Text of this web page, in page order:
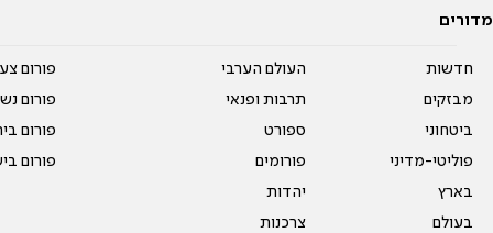
מדורים
חדשות
מבזקים
ביטחוני
פוליטי-מדיני
בארץ
בעולם
העולם הערבי
תרבות ופנאי
ספורט
פורומים
יהדות
צרכנות
פורום
פורום
פורום
פורום